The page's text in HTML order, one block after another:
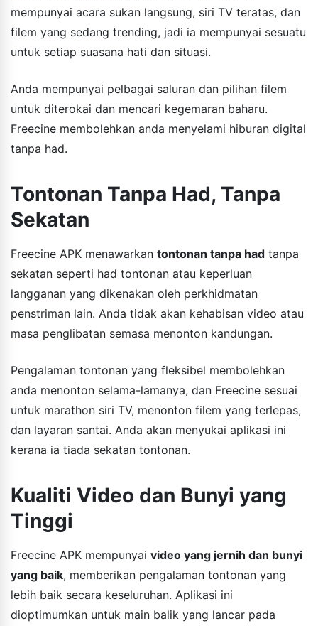
mempunyai acara sukan langsung, siri TV teratas, dan
filem yang sedang trending, jadi ia mempunyai sesuatu
untuk setiap suasana hati dan situasi.
Anda mempunyai pelbagai saluran dan pilihan filem
untuk diterokai dan mencari kegemaran baharu.
Freecine membolehkan anda menyelami hiburan digital
tanpa had.
Tontonan Tanpa Had, Tanpa
Sekatan
Freecine APK menawarkan tontonan tanpa had tanpa
sekatan seperti had tontonan atau keperluan
langganan yang dikenakan oleh perkhidmatan
penstriman lain. Anda tidak akan kehabisan video atau
masa penglibatan semasa menonton kandungan.
Pengalaman tontonan yang fleksibel membolehkan
anda menonton selama-lamanya, dan Freecine sesuai
untuk marathon siri TV, menonton filem yang terlepas,
dan layaran santai. Anda akan menyukai aplikasi ini
kerana ia tiada sekatan tontonan.
Kualiti Video dan Bunyi yang
Tinggi
Freecine APK mempunyai video yang jernih dan bunyi
yang baik, memberikan pengalaman tontonan yang
lebih baik secara keseluruhan. Aplikasi ini
dioptimumkan untuk main balik yang lancar pada